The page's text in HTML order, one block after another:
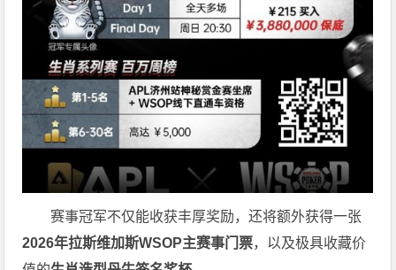
赛事冠军不仅能收获丰厚奖励，还将额外获得一张
2026年拉斯维加斯WSOP主赛事门票，以及极具收藏价